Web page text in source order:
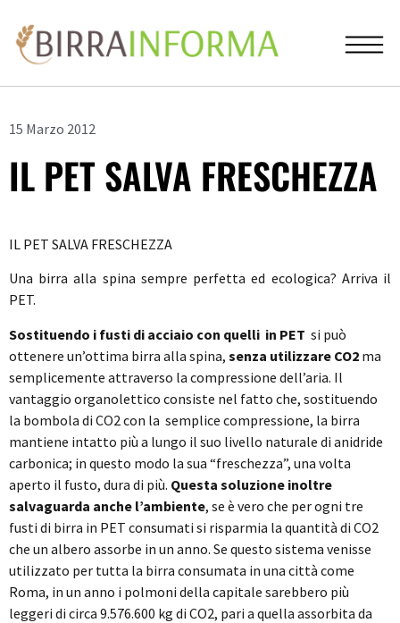
15 Marzo 2012
IL PET SALVA FRESCHEZZA
IL PET SALVA FRESCHEZZA
Una birra alla spina sempre perfetta ed ecologica? Arriva il
PET.
Sostituendo i fusti di acciaio con quelli in PET si può
ottenere un’ottima birra alla spina, senza utilizzare CO2 ma
semplicemente attraverso la compressione dell’aria. Il
vantaggio organolettico consiste nel fatto che, sostituendo
la bombola di CO2 con la semplice compressione, la birra
mantiene intatto più a lungo il suo livello naturale di anidride
carbonica; in questo modo la sua “freschezza”, una volta
aperto il fusto, dura di più. Questa soluzione inoltre
salvaguarda anche l’ambiente, se è vero che per ogni tre
fusti di birra in PET consumati si risparmia la quantità di CO2
che un albero assorbe in un anno. Se questo sistema venisse
utilizzato per tutta la birra consumata in una città come
Roma, in un anno i polmoni della capitale sarebbero più
leggeri di circa 9.576.600 kg di CO2, pari a quella assorbita da